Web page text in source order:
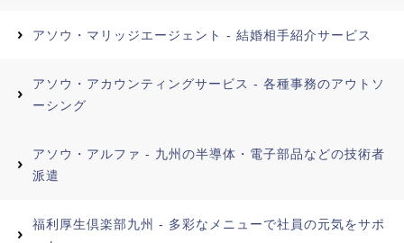
アソウ・マリッジエージェント - 結婚相手紹介サービス
アソウ・アカウンティングサービス - 各種事務のアウトソ
ーシング
アソウ・アルファ - 九州の半導体・電子部品などの技術者
派遣
福利厚生倶楽部九州 - 多彩なメニューで社員の元気をサポ